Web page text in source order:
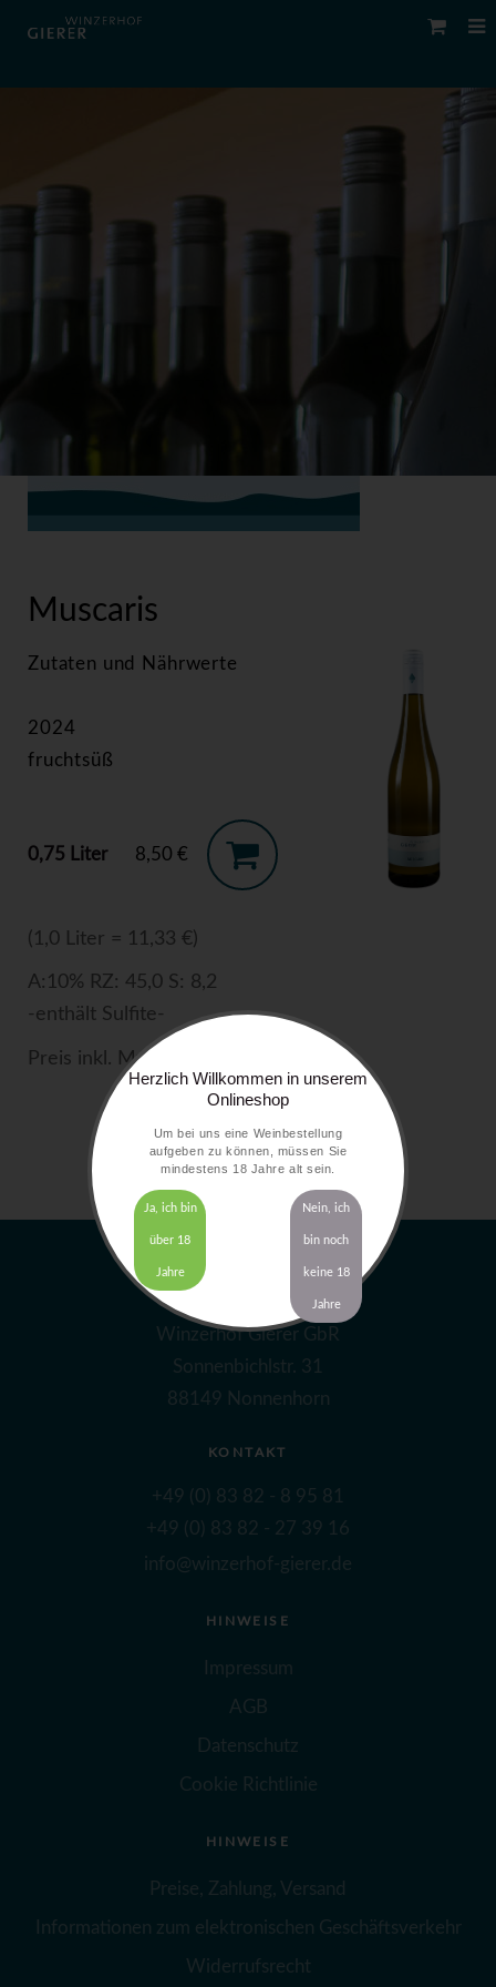
Muscaris
Zutaten und Nährwerte
2024
fruchtsüß
0,75 Liter 8,50 €
(1,0 Liter = 11,33 €)
A:10% RZ: 45,0 S: 8,2
-enthält Sulfite-
Preis inkl. MwSt. zzgl. Versandkosten
Winzerhof Gierer GbR
Sonnenbichlstr. 31
88149 Nonnenhorn
KONTAKT
+49 (0) 83 82 - 8 95 81
+49 (0) 83 82 - 27 39 16
info@winzerhof-gierer.de
HINWEISE
Impressum
AGB
Datenschutz
Cookie Richtlinie
HINWEISE
Preise, Zahlung, Versand
Informationen zum elektronischen Geschäftsverkehr
Widerrufsrecht
Herzlich Willkommen in unserem
Onlineshop
Um bei uns eine Weinbestellung
aufgeben zu können, müssen Sie
mindestens 18 Jahre alt sein.
Ja, ich bin
über 18
Jahre
Nein, ich
bin noch
keine 18
Jahre